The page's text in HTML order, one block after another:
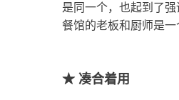
是同一个，也起到了
餐馆的老板和厨师是一
★ 凑合着用